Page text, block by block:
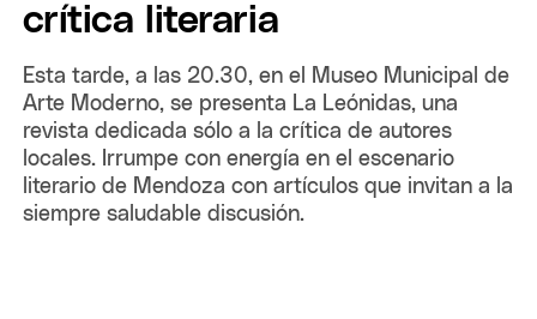
crítica literaria
Esta tarde, a las 20.30, en el Museo Municipal de
Arte Moderno, se presenta La Leónidas, una
revista dedicada sólo a la crítica de autores
locales. Irrumpe con energía en el escenario
literario de Mendoza con artículos que invitan a la
siempre saludable discusión.